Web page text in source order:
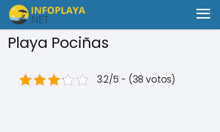
Playa Pociñas
3.2/5 - (38 votos)